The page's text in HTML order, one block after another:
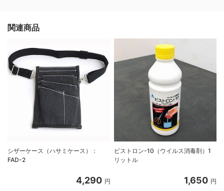
関連商品
シザーケース（ハサミケース）：
FAD-2
4,290 円
ビストロン-10（ウイルス消毒剤）1
リットル
1,650 円